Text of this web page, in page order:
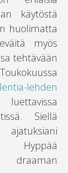
käytöstä
huolimatta
myös
tehtävään
lehden
Siellä
Hyppää